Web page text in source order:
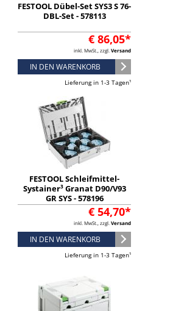
FESTOOL Dübel-Set SYS3 S 76-
DBL-Set - 578113
€ 86,05*
inkl. MwSt., zzgl. Versand
IN DEN WARENKORB
Lieferung in 1-3 Tagen¹
FESTOOL Schleifmittel-
Systainer³ Granat D90/V93
GR SYS - 578196
€ 54,70*
inkl. MwSt., zzgl. Versand
IN DEN WARENKORB
Lieferung in 1-3 Tagen¹